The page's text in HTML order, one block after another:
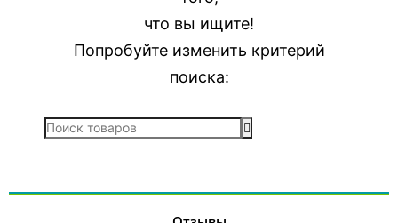
что вы ищите!
Попробуйте изменить критерий
поиска: